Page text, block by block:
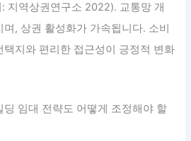
지역상권연구소 2022). 교통망 개
, 상권 활성화가 가속됩니다. 소비
지와 편리한 접근성이 긍정적 변화
임대 전략도 어떻게 조정해야 할